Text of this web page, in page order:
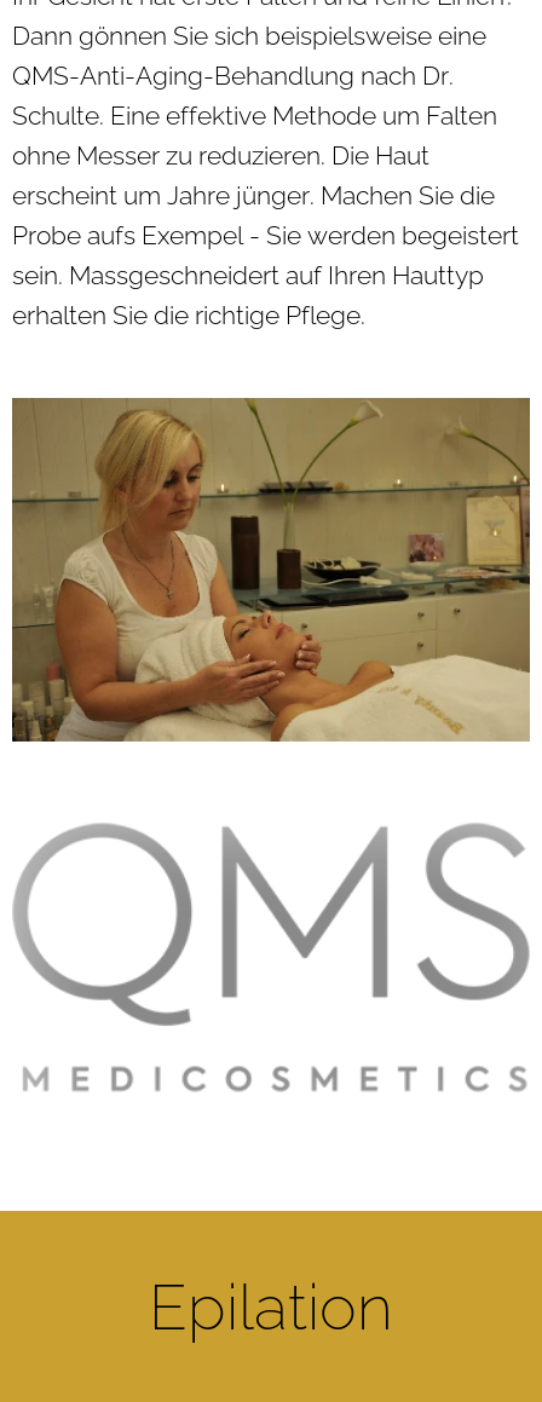
Dann gönnen Sie sich beispielsweise eine
QMS-Anti-Aging-Behandlung nach Dr.
Schulte. Eine effektive Methode um Falten
ohne Messer zu reduzieren. Die Haut
erscheint um Jahre jünger. Machen Sie die
Probe aufs Exempel - Sie werden begeistert
sein. Massgeschneidert auf Ihren Hauttyp
erhalten Sie die richtige Pflege.
Epilation